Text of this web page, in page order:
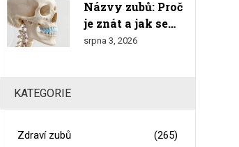
přírodními zuby
Názvy zubů: Proč
je znát a jak se
orientovat v
srpna 3, 2026
KATEGORIE
Zdraví zubů
(265)